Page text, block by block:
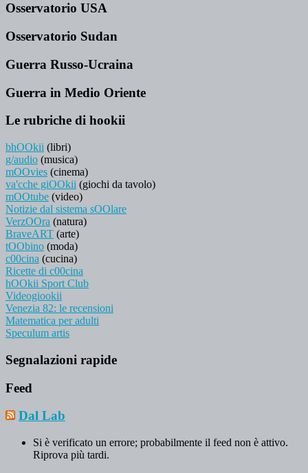
Osservatorio USA
Osservatorio Sudan
Guerra Russo-Ucraina
Guerra in Medio Oriente
Le rubriche di hookii
bhOOkii (libri)
g/audio (musica)
mOOvies (cinema)
va'cche giOOkii (giochi da tavolo)
mOOtube (video)
Notizie dal sistema sOOlare
VerzOOra (natura)
BraveART (arte)
tOObino (moda)
c00cina (cucina)
Ricette di c00cina
hOOkii Sport Club
Videogiookii
Venezia 82: le recensioni
Matematica per adulti
Speculum artis
Segnalazioni rapide
Feed
Dal Lab
Si è verificato un errore; probabilmente il feed non è attivo.
Riprova più tardi.